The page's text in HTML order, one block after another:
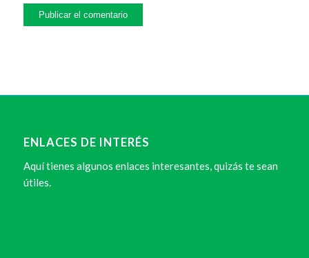
ENLACES DE INTERÉS
Aquí tienes algunos enlaces interesantes, quizás te sean
útiles.